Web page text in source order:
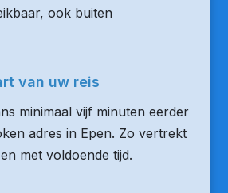
ook buiten
van uw reis
minimaal vijf minuten eerder
adres in Epen. Zo vertrekt
met voldoende tijd.